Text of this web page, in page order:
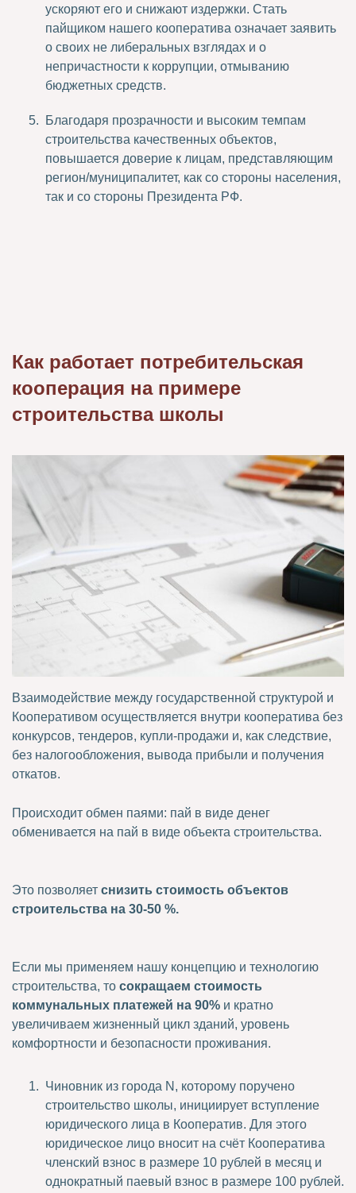
ускоряют его и снижают издержки. Стать
пайщиком нашего кооператива означает заявить
о своих не либеральных взглядах и о
непричастности к коррупции, отмыванию
бюджетных средств.
Благодаря прозрачности и высоким темпам
строительства качественных объектов,
повышается доверие к лицам, представляющим
регион/муниципалитет, как со стороны населения,
так и со стороны Президента РФ.
Как работает потребительская
кооперация на примере
строительства школы
Взаимодействие между государственной структурой и
Кооперативом осуществляется внутри кооператива без
конкурсов, тендеров, купли-продажи и, как следствие,
без налогообложения, вывода прибыли и получения
откатов.
Происходит обмен паями: пай в виде денег
обменивается на пай в виде объекта строительства.
Это позволяет снизить стоимость объектов
строительства на 30-50 %.
Если мы применяем нашу концепцию и технологию
строительства, то сокращаем стоимость
коммунальных платежей на 90% и кратно
увеличиваем жизненный цикл зданий, уровень
комфортности и безопасности проживания.
Чиновник из города N, которому поручено
строительство школы, инициирует вступление
юридического лица в Кооператив. Для этого
юридическое лицо вносит на счёт Кооператива
членский взнос в размере 10 рублей в месяц и
однократный паевый взнос в размере 100 рублей.